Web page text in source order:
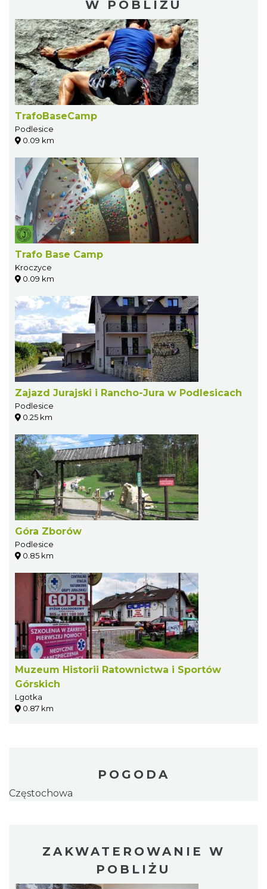
W POBLIŻU
TrafoBaseCamp
Podlesice
0.09 km
Trafo Base Camp
Kroczyce
0.09 km
Zajazd Jurajski i Rancho-Jura w Podlesicach
Podlesice
0.25 km
Góra Zborów
Podlesice
0.85 km
Muzeum Historii Ratownictwa i Sportów
Górskich
Lgotka
0.87 km
POGODA
Częstochowa
ZAKWATEROWANIE W
POBLIŻU